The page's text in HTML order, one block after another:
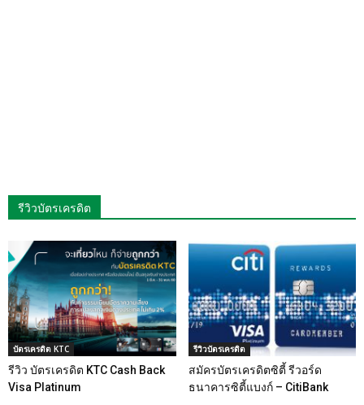
รีวิวบัตรเครดิต
บัตรเครดิต KTC
รีวิว บัตรเครดิต KTC Cash Back
Visa Platinum
รีวิวบัตรเครดิต
สมัครบัตรเครดิตซิตี้ รีวอร์ด
ธนาคารซิตี้แบงก์ – CitiBank